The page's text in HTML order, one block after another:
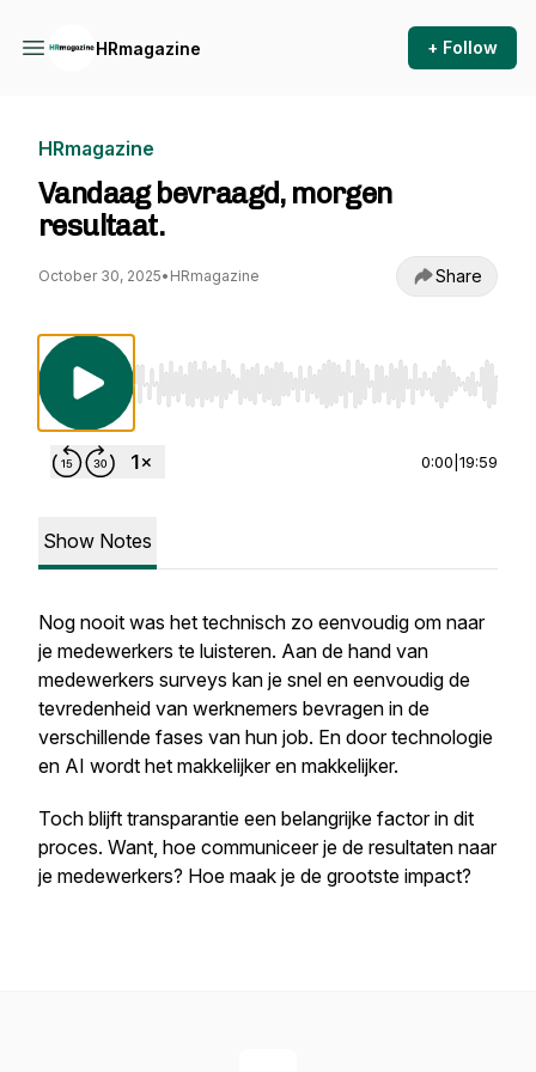
HRmagazine + Follow
HRmagazine
Vandaag bevraagd, morgen
resultaat.
October 30, 2025• HRmagazine Share
Use Left/Right to seek, Home/End to jump
0:00 19:59
Show Notes
Nog nooit was het technisch zo eenvoudig om naar
je medewerkers te luisteren. Aan de hand van
medewerkers surveys kan je snel en eenvoudig de
tevredenheid van werknemers bevragen in de
verschillende fases van hun job. En door technologie
en AI wordt het makkelijker en makkelijker.
Toch blijft transparantie een belangrijke factor in dit
proces. Want, hoe communiceer je de resultaten naar
je medewerkers? Hoe maak je de grootste impact?